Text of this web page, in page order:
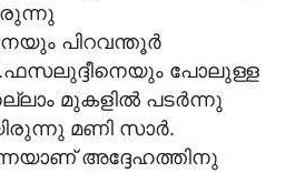
പിറവന്തൂര്‍
പോലുള്ള
മുകളില്‍ പടര്‍ന്നു
മണി സാര്‍.
അദ്ദേഹത്തിനു